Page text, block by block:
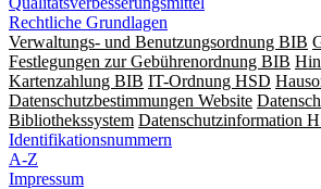
Rechtliche Grundlagen
Verwaltungs- und Benutzungsordnung BIB
Festlegungen zur Gebührenordnung BIB
Kartenzahlung BIB IT-Ordnung HSD
Datenschutzbestimmungen Website
Bibliothekssystem Datenschutzinformation
Identifikationsnummern
A-Z
Impressum